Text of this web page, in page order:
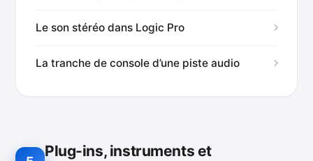
Le son stéréo dans Logic Pro
La tranche de console d’une piste audio
Plug-ins, instruments et